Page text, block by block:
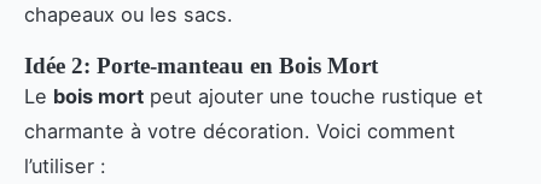
chapeaux ou les sacs.
Idée 2: Porte-manteau en Bois Mort
Le bois mort peut ajouter une touche rustique et
charmante à votre décoration. Voici comment
l’utiliser :